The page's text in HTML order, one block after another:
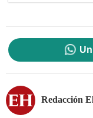
Redacción